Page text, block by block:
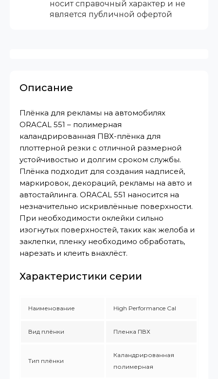
носит справочный характер и не
является публичной офертой
Описание
Плёнка для рекламы на автомобилях
ORACAL 551 – полимерная
каландрированная ПВХ-плёнка для
плоттерной резки с отличной размерной
устойчивостью и долгим сроком службы.
Плёнка подходит для создания надписей,
маркировок, декораций, рекламы на авто и
автостайлинга. ORACAL 551 наносится на
незначительно искривлённые поверхности.
При необходимости оклейки сильно
изогнутых поверхностей, таких как желоба и
заклепки, пленку необходимо обработать,
нарезать и клеить внахлёст.
Характеристики серии
Наименование High Performance Cal
Вид плёнки Пленка ПВХ
Тип плёнки
Каландрированная
полимерная